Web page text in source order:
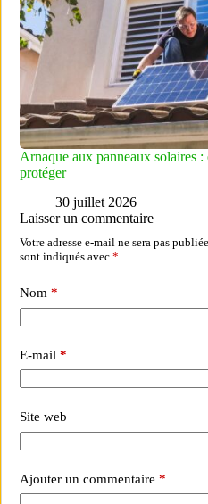
Arnaque aux panneaux solaires
protéger
30 juillet 2026
Laisser un commentaire
Votre adresse e-mail ne sera pas
sont indiqués avec *
Nom *
E-mail *
Site web
Ajouter un commentaire *